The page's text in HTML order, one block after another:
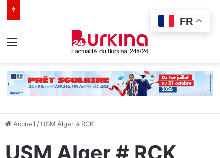
Accueil / USM Alger # RCK
USM Alger # RCK
FR